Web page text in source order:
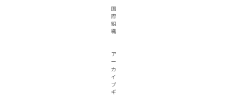
国
際
組
織
ア
ー
カ
イ
ブ
ギ